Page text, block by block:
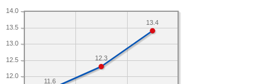
12.0
12.5
13.0
13.5
14.0
13.4
12.3
11.6